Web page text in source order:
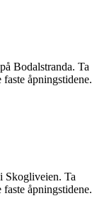
Bodalstranda. Ta
åpningstidene.
Skogliveien. Ta
åpningstidene.